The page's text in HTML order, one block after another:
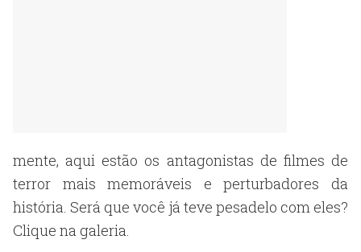
mente, aqui estão os antagonistas de filmes de
terror mais memoráveis ​​e perturbadores da
história. Será que você já teve pesadelo com eles?
Clique na galeria.